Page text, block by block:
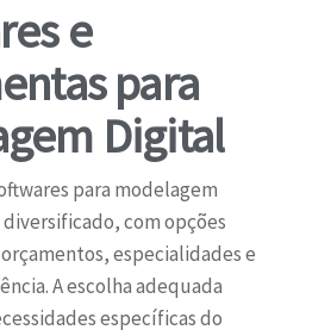
e
para
Digital
para modelagem
com opções
especialidades e
A escolha adequada
específicas do